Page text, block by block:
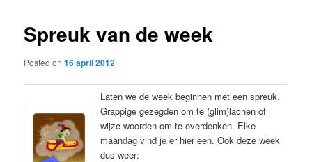
content
Spreuk van de week
Posted on16 april 2012
Laten we de week beginnen met een spreuk.
Grappige gezegden om te (glim)lachen of
wijze woorden om te overdenken. Elke
maandag vind je er hier een. Ook deze week
dus weer: